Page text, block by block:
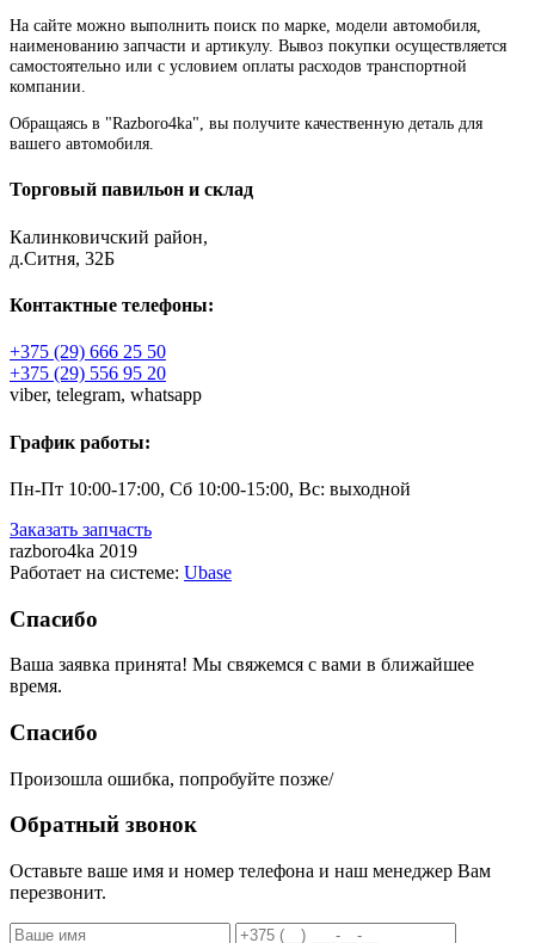
На сайте можно выполнить поиск по марке, модели автомобиля,
наименованию запчасти и артикулу. Вывоз покупки осуществляется
самостоятельно или с условием оплаты расходов транспортной
компании.
Обращаясь в "Razboro4ka", вы получите качественную деталь для
вашего автомобиля.
Торговый павильон и склад
Калинковичский район,
д.Ситня, 32Б
Контактные телефоны:
+375 (29) 666 25 50
+375 (29) 556 95 20
viber, telegram, whatsapp
График работы:
Пн-Пт 10:00-17:00, Сб 10:00-15:00, Вс: выходной
Заказать запчасть
razboro4ka 2019
Работает на системе: Ubase
Спасибо
Ваша заявка принята! Мы свяжемся с вами в ближайшее
время.
Спасибо
Произошла ошибка, попробуйте позже/
Обратный звонок
Оставьте ваше имя и номер телефона и наш менеджер Вам
перезвонит.